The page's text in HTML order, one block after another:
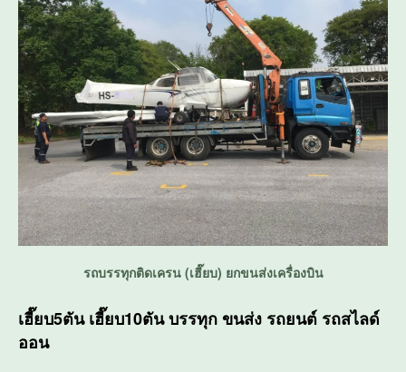
รถบรรทุกติดเครน (เฮี๊ยบ) ยกขนส่งเครื่องบิน
เฮี๊ยบ5ตัน เฮี๊ยบ10ตัน บรรทุก ขนส่ง รถยนต์ รถสไลด์
ออน